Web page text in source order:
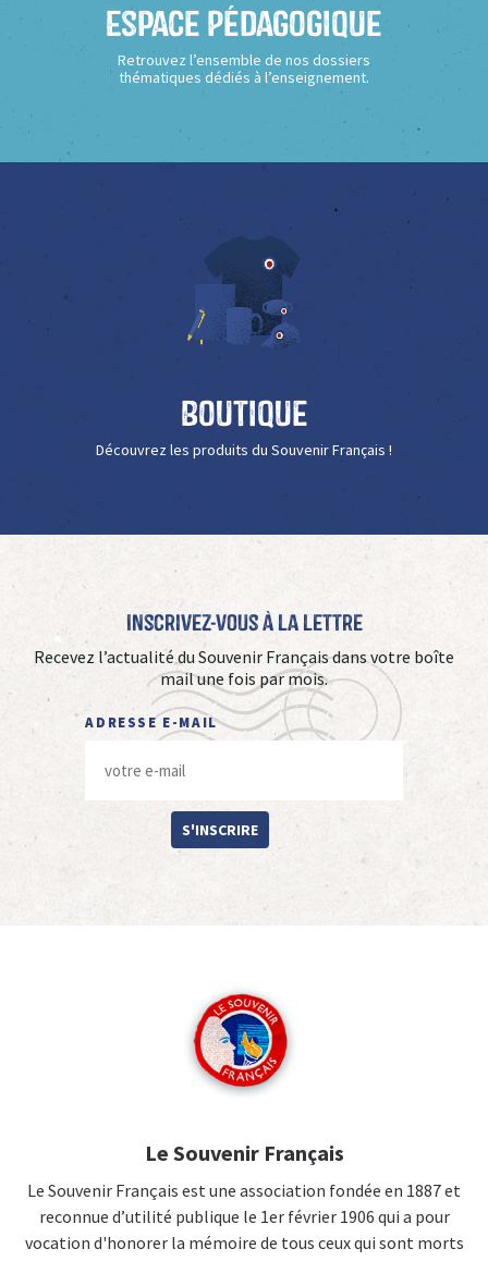
Espace Pédagogique
Retrouvez l’ensemble de nos dossiers
thématiques dédiés à l’enseignement.
Boutique
Découvrez les produits du Souvenir Français !
Inscrivez-vous à La Lettre
Recevez l’actualité du Souvenir Français dans votre boîte
mail une fois par mois.
ADRESSE E-MAIL
S'INSCRIRE
Le Souvenir Français
Le Souvenir Français est une association fondée en 1887 et
reconnue d’utilité publique le 1er février 1906 qui a pour
vocation d'honorer la mémoire de tous ceux qui sont morts